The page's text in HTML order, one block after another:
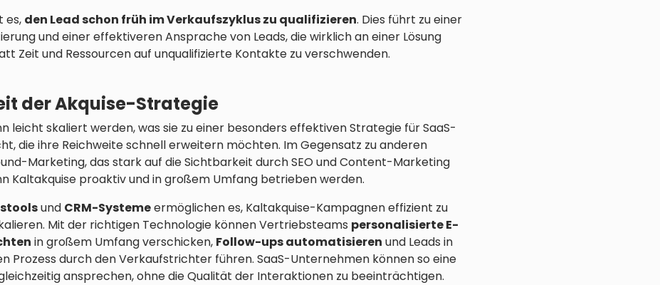
es, den Lead schon früh im Verkaufszyklus zu qualifizieren. Dies führt zu einer
und einer effektiveren Ansprache von Leads, die wirklich an einer Lösung
Zeit und Ressourcen auf unqualifizierte Kontakte zu verschwenden.
der Akquise-Strategie
leicht skaliert werden, was sie zu einer besonders effektiven Strategie für SaaS-
die ihre Reichweite schnell erweitern möchten. Im Gegensatz zu anderen
Marketing, das stark auf die Sichtbarkeit durch SEO und Content-Marketing
Kaltakquise proaktiv und in großem Umfang betrieben werden.
und CRM-Systemeermöglichen es, Kaltakquise-Kampagnen effizient zu
Mit der richtigen Technologie können Vertriebsteams personalisierte E-
in großem Umfang verschicken, Follow-ups automatisieren und Leads in
Prozess durch den Verkaufstrichter führen. SaaS-Unternehmen können so eine
ansprechen, ohne die Qualität der Interaktionen zu beeinträchtigen.